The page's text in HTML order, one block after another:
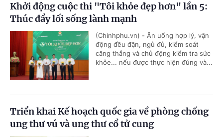
Khởi động cuộc thi "Tôi khỏe đẹp hơn" lần 5:
Thúc đẩy lối sống lành mạnh
(Chinhphu.vn) - Ăn uống hợp lý, vận
động đều đặn, ngủ đủ, kiểm soát
căng thẳng và chủ động kiểm tra sức
khỏe... nếu được thực hiện đúng và...
Triển khai Kế hoạch quốc gia về phòng chống
ung thư vú và ung thư cổ tử cung